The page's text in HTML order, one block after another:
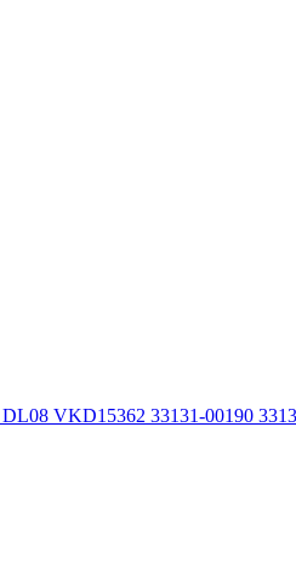
VKD15362 33131-00190